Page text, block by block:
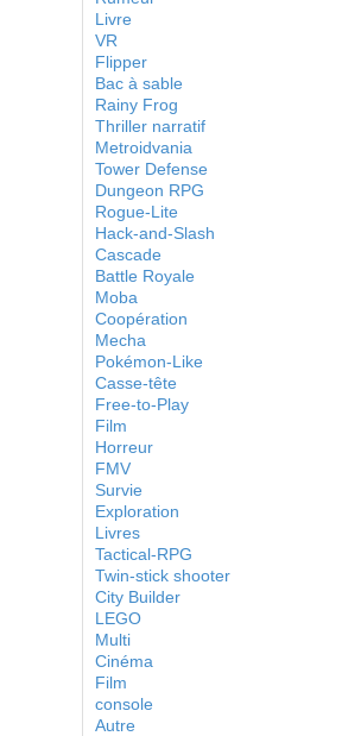
Livre
VR
Flipper
Bac à sable
Rainy Frog
Thriller narratif
Metroidvania
Tower Defense
Dungeon RPG
Rogue-Lite
Hack-and-Slash
Cascade
Battle Royale
Moba
Coopération
Mecha
Pokémon-Like
Casse-tête
Free-to-Play
Film
Horreur
FMV
Survie
Exploration
Livres
Tactical-RPG
Twin-stick shooter
City Builder
LEGO
Multi
Cinéma
Film
console
Autre